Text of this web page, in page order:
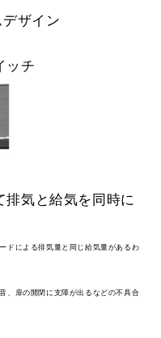
¥10,230（税抜価格 ￥
¥10,230（税抜価格 ￥
す
ザイン
ッチ
排気と給気を同時に
ドによる排気量と同じ給気量があるわ
、扉の開閉に支障が出るなどの不具合